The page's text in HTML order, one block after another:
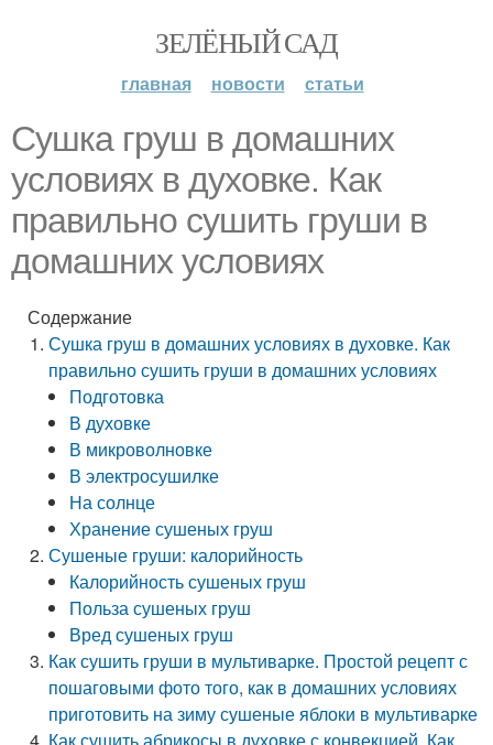
ЗЕЛЁНЫЙ САД
главная новости статьи
Сушка груш в домашних
условиях в духовке. Как
правильно сушить груши в
домашних условиях
Содержание
Сушка груш в домашних условиях в духовке. Как
правильно сушить груши в домашних условиях
Подготовка
В духовке
В микроволновке
В электросушилке
На солнце
Хранение сушеных груш
Сушеные груши: калорийность
Калорийность сушеных груш
Польза сушеных груш
Вред сушеных груш
Как сушить груши в мультиварке. Простой рецепт с
пошаговыми фото того, как в домашних условиях
приготовить на зиму сушеные яблоки в мультиварке